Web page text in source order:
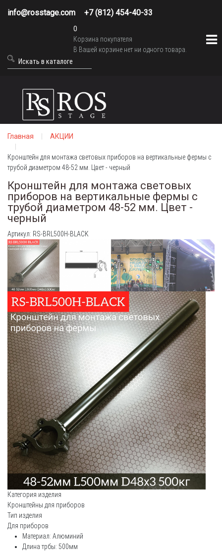
info@rosstage.com +7 (812) 454-40-33
0
Корзина покупателя
В Вашей корзине нет ни одного товара.
Главная АКЦИИ
Кронштейн для монтажа световых приборов на вертикальные фермы с
трубой диаметром 48-52 мм. Цвет - черный
Кронштейн для монтажа световых
приборов на вертикальные фермы с
трубой диаметром 48-52 мм. Цвет -
черный
Артикул: RS-BRL500H-BLACK
Категория изделия
Кронштейны для приборов
Тип изделия
Для приборов
Материал: Алюминий
Длина трбы: 500мм